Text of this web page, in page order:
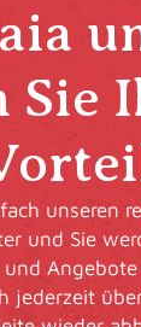
Sie
unseren
und Sie
jederzeit